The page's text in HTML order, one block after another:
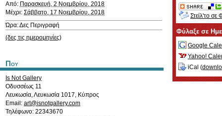
Από: Παρασκευή, 2 Νοεμβρίου, 2018
Μέχρι: Σάββατο, 17 Νοεμβρίου, 2018
Ώρα: Δες Περιγραφή
(δες τις ημερομηνίες)
Που
Is Not Gallery
Οδυσσέως 11
Λευκωσία,Λευκωσία 1017, Κύπρος
Email: art@isnotgallery.com
Τηλέφωνο: 22343670
Στείλ'το σε
Φύλαξε σε
Google
Yahoo!
iCal (